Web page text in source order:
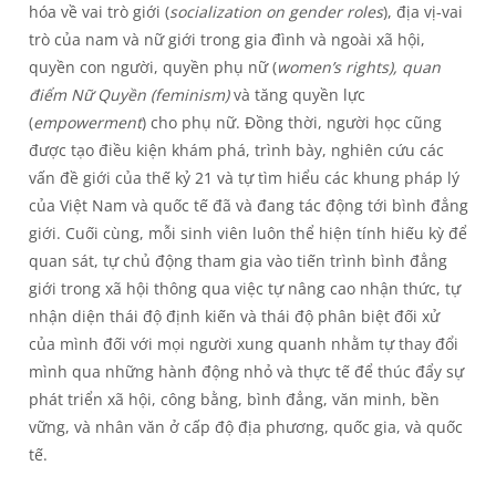
hóa về vai trò giới (socialization on gender roles), địa vị-vai
trò của nam và nữ giới trong gia đình và ngoài xã hội,
quyền con người, quyền phụ nữ (women’s rights), quan
điểm Nữ Quyền (feminism)và tăng quyền lực
(empowerment) cho phụ nữ. Đồng thời, người học cũng
được tạo điều kiện khám phá, trình bày, nghiên cứu các
vấn đề giới của thế kỷ 21 và tự tìm hiểu các khung pháp lý
của Việt Nam và quốc tế đã và đang tác động tới bình đẳng
giới. Cuối cùng, mỗi sinh viên luôn thể hiện tính hiếu kỳ để
quan sát, tự chủ động tham gia vào tiến trình bình đẳng
giới trong xã hội thông qua việc tự nâng cao nhận thức, tự
nhận diện thái độ định kiến và thái độ phân biệt đối xử
của mình đối với mọi người xung quanh nhằm tự thay đổi
mình qua những hành động nhỏ và thực tế để thúc đẩy sự
phát triển xã hội, công bằng, bình đẳng, văn minh, bền
vững, và nhân văn ở cấp độ địa phương, quốc gia, và quốc
tế.